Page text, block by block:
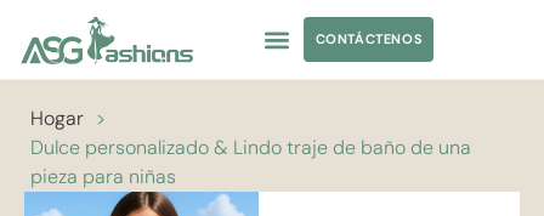
CONTÁCTENOS
Hogar >
Dulce personalizado & Lindo traje de baño de una
pieza para niñas